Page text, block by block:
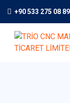
+90 533 275 08 89